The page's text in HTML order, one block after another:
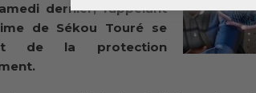
dernier, rappelant
de Sékou Touré se
de la protection